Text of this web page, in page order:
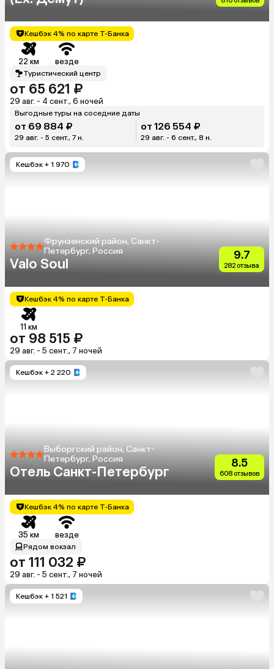
Кешбэк 4% по карте Т-Банка
22 км везде
Туристический центр
от 65 621 ₽
29 авг. - 4 сент., 6 ночей
Выгодные туры на соседние даты
от 69 884 ₽
29 авг. - 5 сент., 7 н.
от 126 554 ₽
29 авг. - 6 сент., 8 н.
Кешбэк + 1 970
Фрунзенский район, Санкт-
Петербург, Россия
Valo Soul
9.7
282 отзыва
Кешбэк 4% по карте Т-Банка
11 км
от 98 515 ₽
29 авг. - 5 сент., 7 ночей
Кешбэк + 2 220
Выборгский район, Санкт-
Петербург, Россия
Отель Санкт-Петербург
8.5
608 отзывов
Кешбэк 4% по карте Т-Банка
35 км везде
Рядом вокзал
от 111 032 ₽
29 авг. - 5 сент., 7 ночей
Кешбэк + 1 521